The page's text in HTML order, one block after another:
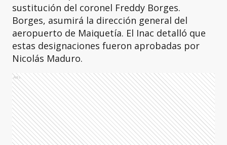
sustitución del coronel Freddy Borges.
Borges, asumirá la dirección general del
aeropuerto de Maiquetía. El Inac detalló que
estas designaciones fueron aprobadas por
Nicolás Maduro.
Ads